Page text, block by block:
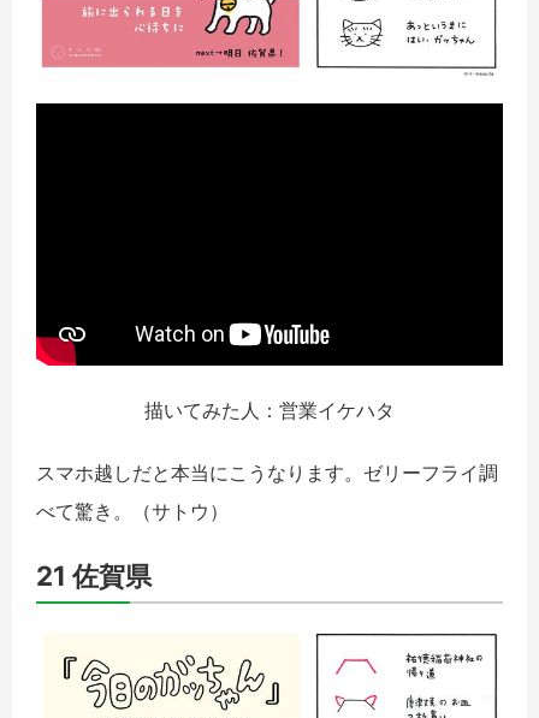
描いてみた人：営業イケハタ
スマホ越しだと本当にこうなります。ゼリーフライ調
べて驚き。
（サトウ）
21 佐賀県